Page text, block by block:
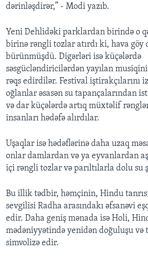
dərinləşdirər,” - Modi yazıb.
Yeni Dehlidəki parklardan birində o
birinə rəngli tozlar atırdı ki, hava göy
bürünmüşdü. Digərləri isə küçələrdə
səsgücləndiricilərdən yayılan
rəqs edirdilər. Festival iştirakçılarını
oğlanlar əsasən su tapançalarından
və dar küçələrdə artıq müxtəlif
insanları hədəfə alırdılar.
Uşaqlar isə hədəflərinə daha uzaq
onlar damlardan və ya eyvanlardan
içi rəngli tozlar və parıltılarla dolu su
Bu illik tədbir, həmçinin, Hindu
sevgilisi Radha arasındakı əfsanəvi
edir. Daha geniş mənada isə Holi,
mədəniyyətində yenidən doğuluşu və
simvolizə edir.